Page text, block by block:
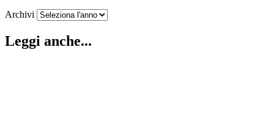
Archivi
Leggi anche...